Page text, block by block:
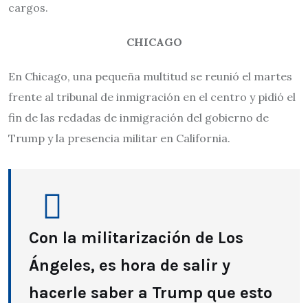
cargos.
CHICAGO
En Chicago, una pequeña multitud se reunió el martes
frente al tribunal de inmigración en el centro y pidió el
fin de las redadas de inmigración del gobierno de
Trump y la presencia militar en California.
Con la militarización de Los
Ángeles, es hora de salir y
hacerle saber a Trump que esto